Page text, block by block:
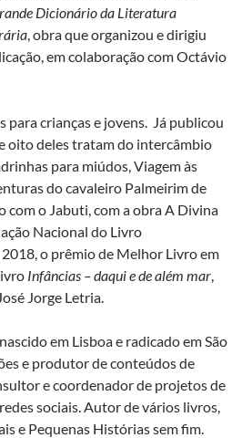
Dicionário da Literatura
, obra que organizou e dirigiu
em colaboração com Octávio
para crianças e jovens. Já publicou
oito deles tratam do intercâmbio
para miúdos, Viagem às
do cavaleiro Palmeirim de
com o Jabuti, com a obra A Divina
Nacional do Livro
o prêmio de Melhor Livro em
Infâncias – daqui e de além mar
Jorge Letria.
em Lisboa e radicado em São
e produtor de conteúdos de
e coordenador de projetos de
sociais. Autor de vários livros,
e Pequenas Histórias sem fim.